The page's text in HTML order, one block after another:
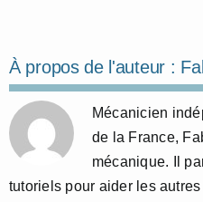
À propos de l'auteur :
Mécanicien
de la France,
mécanique. Il
tutoriels pour aider les